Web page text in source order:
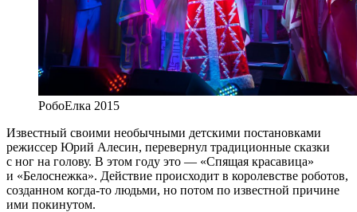
РобоЕлка 2015
Известный своими необычными детскими постановками
режиссер Юрий Алесин, перевернул традиционные сказки
с ног на голову. В этом году это — «Спящая красавица»
и «Белоснежка». Действие происходит в королевстве роботов,
созданном когда-то людьми, но потом по известной причине
ими покинутом.